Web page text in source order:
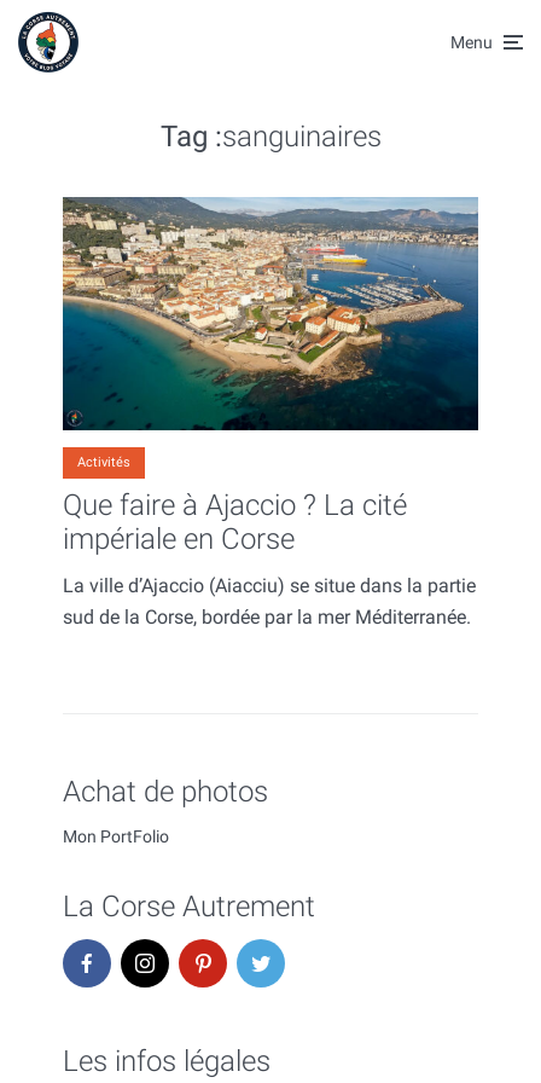
Menu
Tag :sanguinaires
Activités
Que faire à Ajaccio ? La cité
impériale en Corse
La ville d’Ajaccio (Aiacciu) se situe dans la partie
sud de la Corse, bordée par la mer Méditerranée.
Achat de photos
Mon PortFolio
La Corse Autrement
Les infos légales